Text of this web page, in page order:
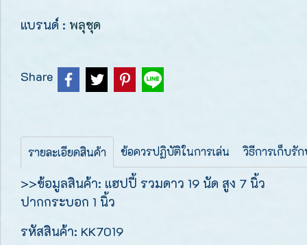
แบรนด์ : พลุชุด
Share
รายละเอียดสินค้า ข้อควรปฏิบัติในการเล่น วิธีการเก็บรั
>>ข้อมูลสินค้า: แฮปปี้ รวมดาว 19 นัด สูง 7 นิ้ว
ปากกระบอก 1 นิ้ว
รหัสสินค้า: KK7019